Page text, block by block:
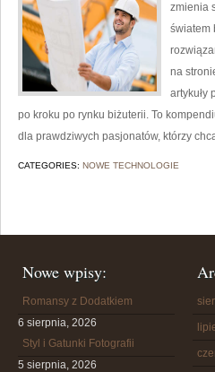
zmienia
światem
na
artykuły
po kroku po rynku biżuterii. To
dla prawdziwych pasjonatów, którzy
CATEGORIES: NOWE TECHNOLOGIE
Nowe wpisy:
Romansy z Dodatkiem
6 sierpnia, 2026
Styl i Gatunki Fotografii
5 sierpnia, 2026